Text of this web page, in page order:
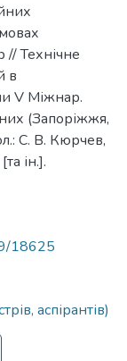
// Технічне
в
V Міжнар.
(Запоріжжя,
С. В. Кюрчев,
ін.].
18625
аспірантів)